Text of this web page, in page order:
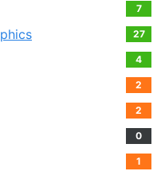
7
27
4
2
2
0
1